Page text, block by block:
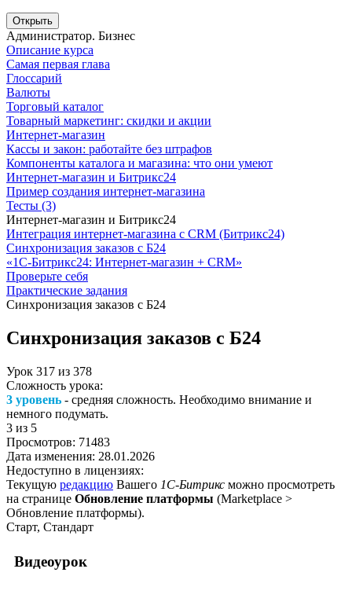
Открыть
Администратор. Бизнес
Описание курса
Самая первая глава
Глоссарий
Валюты
Торговый каталог
Товарный маркетинг: скидки и акции
Интернет-магазин
Кассы и закон: работайте без штрафов
Компоненты каталога и магазина: что они умеют
Интернет-магазин и Битрикс24
Пример создания интернет-магазина
Тесты (3)
Интернет-магазин и Битрикс24
Интеграция интернет-магазина с CRM (Битрикс24)
Синхронизация заказов с Б24
«1С-Битрикс24: Интернет-магазин + CRM»
Проверьте себя
Практические задания
Синхронизация заказов с Б24
Синхронизация заказов с Б24
Урок 317 из 378
Сложность урока:
3 уровень - средняя сложность. Необходимо внимание и
немного подумать.
3 из 5
Просмотров: 71483
Дата изменения: 28.01.2026
Недоступно в лицензиях:
Текущую редакцию Вашего 1С-Битрикс можно просмотреть
на странице Обновление платформы (Marketplace >
Обновление платформы).
Старт, Стандарт
Видеоурок